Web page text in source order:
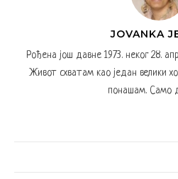
JOVANKA
Рођена још давне 1973. неког 28.
Живот схватам као један велики
понашам. Само